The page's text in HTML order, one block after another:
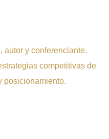
autor y conferenciante.
competitivas de
posicionamiento.